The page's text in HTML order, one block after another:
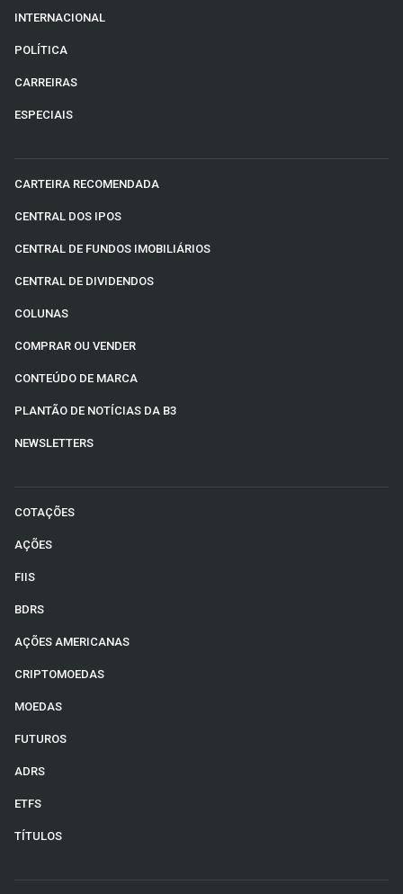
INTERNACIONAL
POLÍTICA
CARREIRAS
ESPECIAIS
CARTEIRA RECOMENDADA
CENTRAL DOS IPOS
CENTRAL DE FUNDOS IMOBILIÁRIOS
CENTRAL DE DIVIDENDOS
COLUNAS
COMPRAR OU VENDER
CONTEÚDO DE MARCA
PLANTÃO DE NOTÍCIAS DA B3
NEWSLETTERS
COTAÇÕES
AÇÕES
FIIS
BDRS
AÇÕES AMERICANAS
CRIPTOMOEDAS
MOEDAS
FUTUROS
ADRS
ETFS
TÍTULOS